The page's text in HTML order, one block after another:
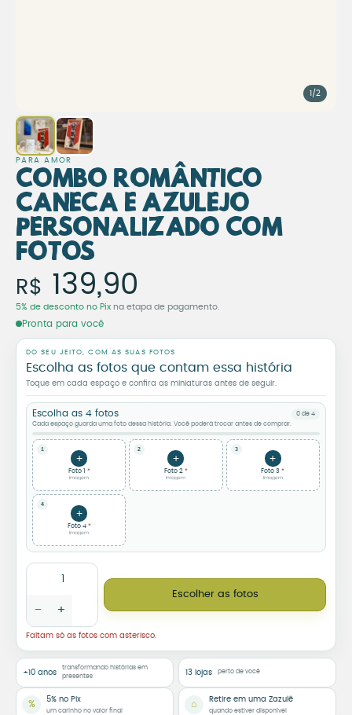
1/2
PARA AMOR
Combo Romântico
Caneca e Azulejo
Personalizado com
Fotos
Combo Romântico
R$ 139,90
5% de desconto no Pix na etapa de pagamento.
Pronta para você
DO SEU JEITO, COM AS SUAS FOTOS
Escolha as fotos que contam essa história
Toque em cada espaço e confira as miniaturas antes de seguir.
Escolha as 4 fotos
Cada espaço guarda uma foto dessa história. Você poderá trocar antes de comprar.
0 de 4
1
+
Foto 1
Imagem
2
+
Foto 2
Imagem
3
+
Foto 3
Imagem
4
+
Foto 4
Imagem
Combo Romântico Caneca e Azulejo Personalizado com Fotos
− +
Escolher as fotos
Faltam só as fotos com asterisco.
+10 anos
transformando histórias em
presentes
13 lojas perto de você
% 5% no Pix
um carinho no valor final
⌂ Retire em uma Zazulê
quando estiver disponível